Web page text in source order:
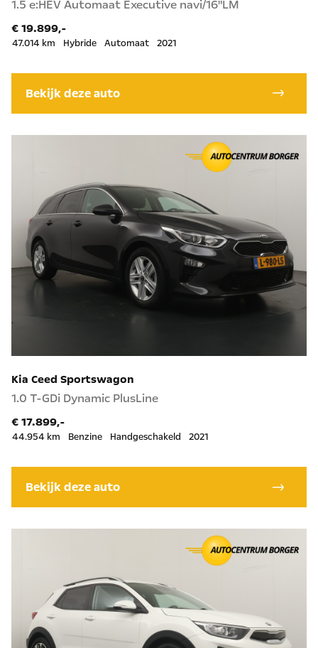
1.5 e:HEV Automaat Executive navi/16"LM
€ 19.899,-
47.014 km Hybride Automaat 2021
Bekijk deze auto
Kia Ceed Sportswagon
1.0 T-GDi Dynamic PlusLine
€ 17.899,-
44.954 km Benzine Handgeschakeld 2021
Bekijk deze auto